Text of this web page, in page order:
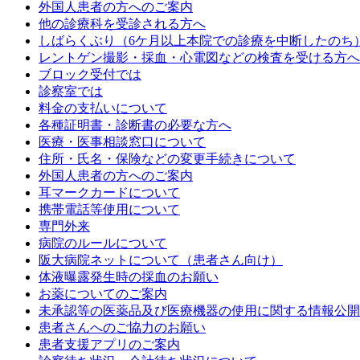
外国人患者の方へのご案内
他の診療科を受診される方へ
しばらくぶり（6ケ月以上本院での診療を中断したのち
レントゲン撮影・採血・心電図などの検査を受ける方へ
ブロック受付では
診察室では
料金の支払いについて
各種証明書・診断書の必要な方へ
医療・医事相談窓口について
住所・氏名・保険などの変更手続きについて
外国人患者の方へのご案内
耳マークカードについて
携帯電話等使用について
専門外来
病院のルールについて
阪大病院ネットについて（患者さん向け）
体液曝露発生時の採血のお願い
お薬についてのご案内
未承認等の医薬品及び医療機器の使用に関する情報公開
患者さんへのご協力のお願い
患者支援アプリのご案内